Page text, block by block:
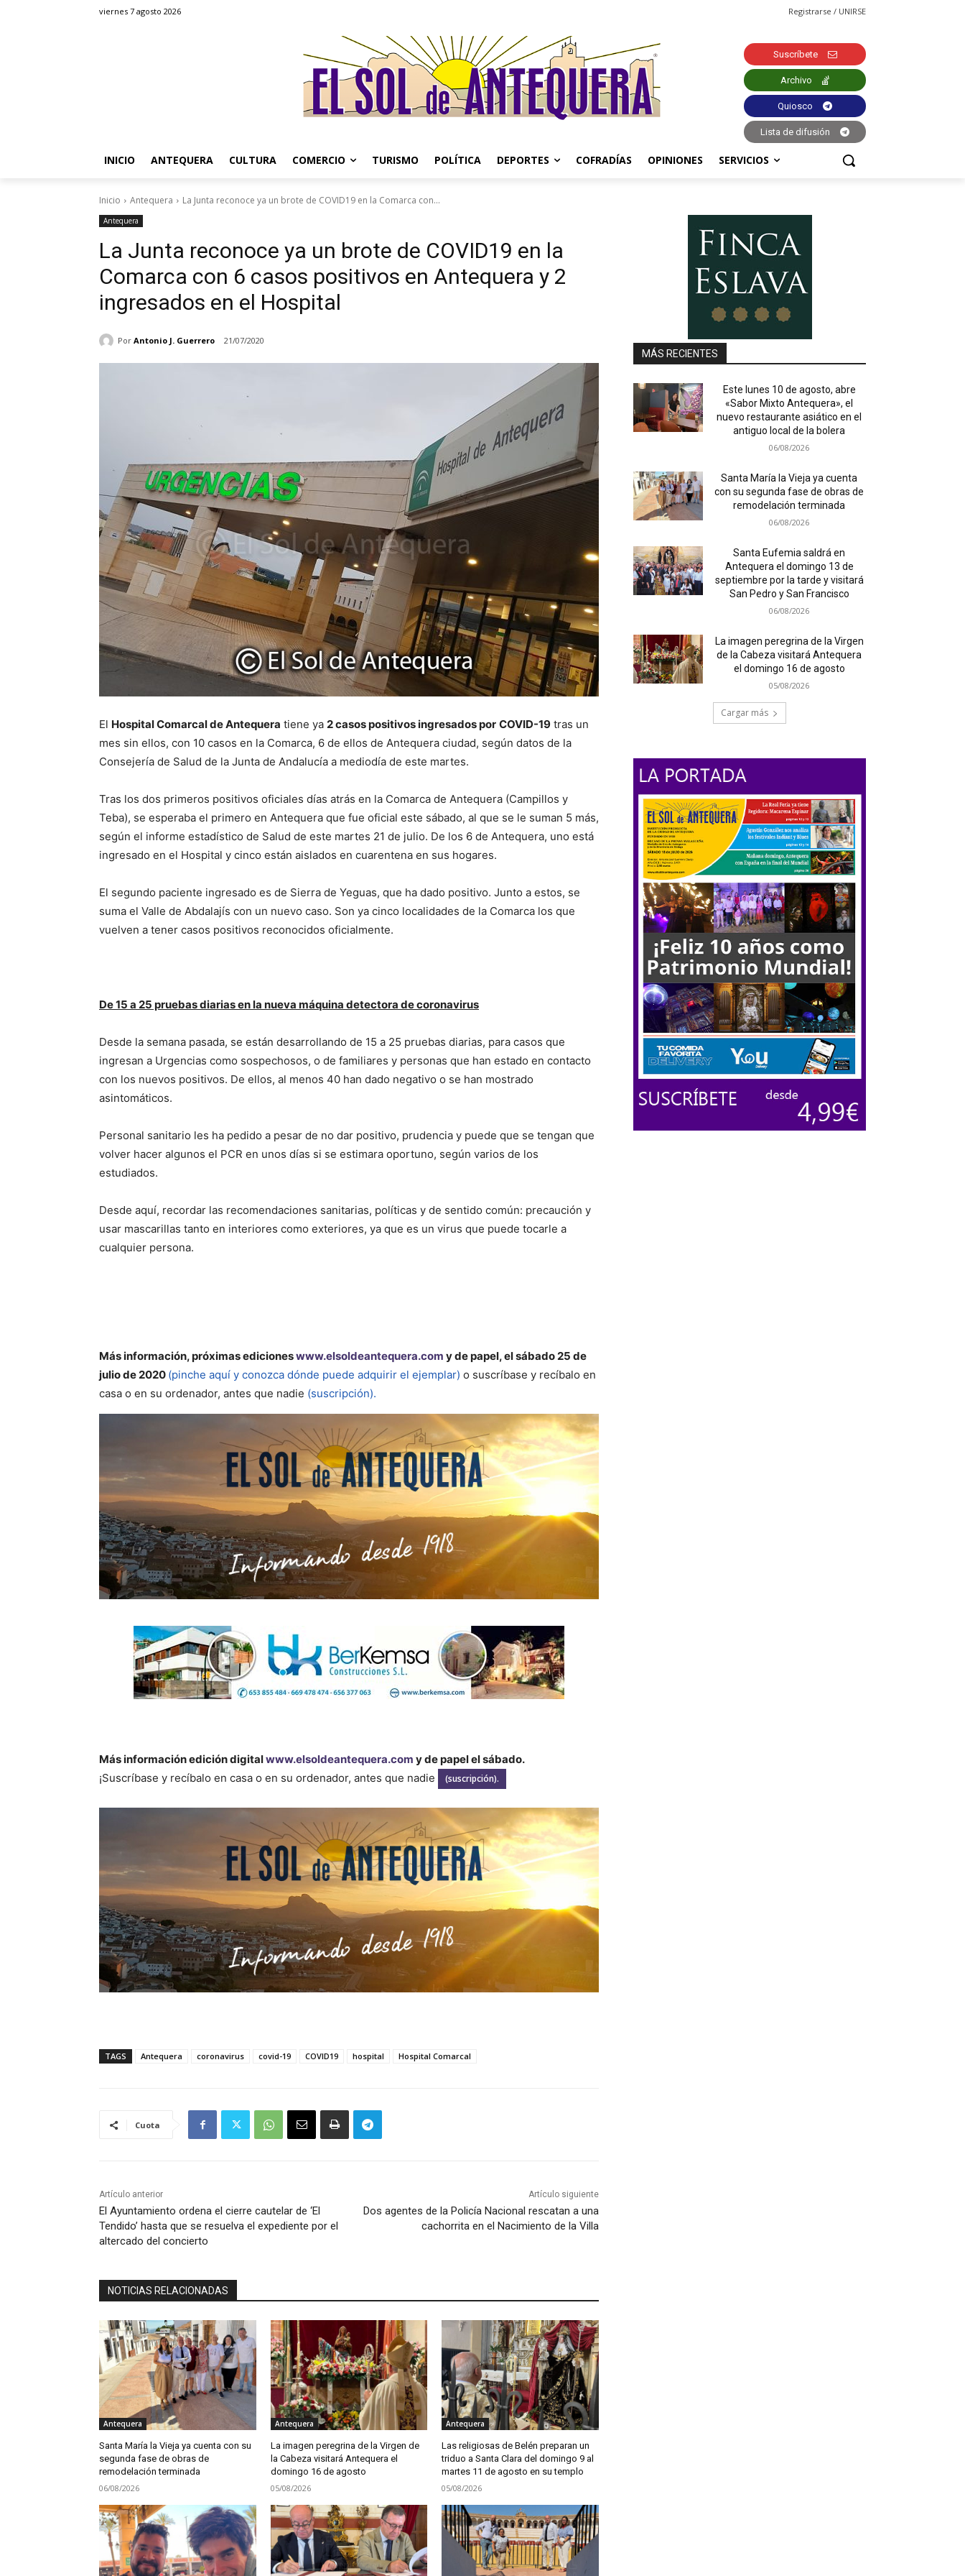
viernes 7 agosto 2026 Registrarse / UNIRSE
Suscríbete
Archivo
Quiosco
Lista de difusión
INICIO ANTEQUERA CULTURA COMERCIO TURISMO POLÍTICA DEPORTES COFRADÍAS OPINIONES SERVICIOS
Inicio Antequera La Junta reconoce ya un brote de COVID19 en la Comarca con...
Antequera
La Junta reconoce ya un brote de COVID19 en la
Comarca con 6 casos positivos en Antequera y 2
ingresados en el Hospital
Por Antonio J. Guerrero 21/07/2020
El Hospital Comarcal de Antequera tiene ya 2 casos positivos ingresados por COVID-19 tras un
mes sin ellos, con 10 casos en la Comarca, 6 de ellos de Antequera ciudad, según datos de la
Consejería de Salud de la Junta de Andalucía a mediodía de este martes.
Tras los dos primeros positivos oficiales días atrás en la Comarca de Antequera (Campillos y
Teba), se esperaba el primero en Antequera que fue oficial este sábado, al que se le suman 5 más,
según el informe estadístico de Salud de este martes 21 de julio. De los 6 de Antequera, uno está
ingresado en el Hospital y cinco están aislados en cuarentena en sus hogares.
El segundo paciente ingresado es de Sierra de Yeguas, que ha dado positivo. Junto a estos, se
suma el Valle de Abdalajís con un nuevo caso. Son ya cinco localidades de la Comarca los que
vuelven a tener casos positivos reconocidos oficialmente.
De 15 a 25 pruebas diarias en la nueva máquina detectora de coronavirus
Desde la semana pasada, se están desarrollando de 15 a 25 pruebas diarias, para casos que
ingresan a Urgencias como sospechosos, o de familiares y personas que han estado en contacto
con los nuevos positivos. De ellos, al menos 40 han dado negativo o se han mostrado
asintomáticos.
Personal sanitario les ha pedido a pesar de no dar positivo, prudencia y puede que se tengan que
volver hacer algunos el PCR en unos días si se estimara oportuno, según varios de los
estudiados.
Desde aquí, recordar las recomendaciones sanitarias, políticas y de sentido común: precaución y
usar mascarillas tanto en interiores como exteriores, ya que es un virus que puede tocarle a
cualquier persona.
Más información, próximas edicioneswww.elsoldeantequera.com y de papel, el sábado 25 de
julio de 2020 (pinche aquí y conozca dónde puede adquirir el ejemplar) o suscríbase y recíbalo en
casa o en su ordenador, antes que nadie (suscripción).
Más información edición digitalwww.elsoldeantequera.com y de papel el sábado.
¡Suscríbase y recíbalo en casa o en su ordenador, antes que nadie
(suscripción).
TAGS Antequera coronavirus covid-19 COVID19 hospital Hospital Comarcal
Cuota
Artículo anterior
El Ayuntamiento ordena el cierre cautelar de ‘El
Tendido’ hasta que se resuelva el expediente por el
altercado del concierto
Artículo siguiente
Dos agentes de la Policía Nacional rescatan a una
cachorrita en el Nacimiento de la Villa
NOTICIAS RELACIONADAS
Antequera
Santa María la Vieja ya cuenta con su
segunda fase de obras de
remodelación terminada
06/08/2026
Antequera
La imagen peregrina de la Virgen de
la Cabeza visitará Antequera el
domingo 16 de agosto
05/08/2026
Antequera
Las religiosas de Belén preparan un
triduo a Santa Clara del domingo 9 al
martes 11 de agosto en su templo
05/08/2026
MÁS RECIENTES
Este lunes 10 de agosto, abre
«Sabor Mixto Antequera», el
nuevo restaurante asiático en el
antiguo local de la bolera
06/08/2026
Santa María la Vieja ya cuenta
con su segunda fase de obras de
remodelación terminada
06/08/2026
Santa Eufemia saldrá en
Antequera el domingo 13 de
septiembre por la tarde y visitará
San Pedro y San Francisco
06/08/2026
La imagen peregrina de la Virgen
de la Cabeza visitará Antequera
el domingo 16 de agosto
05/08/2026
Cargar más